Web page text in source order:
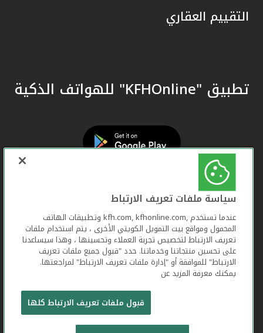
التقييم العقاري
تطبيق "KFHOnline" للهواتف الذكية
بيت التمويل الكويتي جميع الحقوق محفوظة © 2026
شروط وأحكام استخدام الموقع الإلكتروني
سياسة ملفات تعريف الارتباط
عندما تستخدم ,kfh.com, kfhonline.com وتطبيقات الهاتف
المحمول ومواقع بيت التمويل الكويتي الأخرى ، يتم استخدام ملفات
تعريف الارتباط لتخصيص تجربة العملاء وتحسينها ، وهذا سيساعدنا
على تحسين منتجاتنا وخدماتنا. حدد "قبول جميع ملفات تعريف
الارتباط" للموافقة أو "إدارة ملفات تعريف الارتباط" لمراجعتها.
يمكنك معرفة المزيد عن
قبول ملفات تعريف الارتباط كلها